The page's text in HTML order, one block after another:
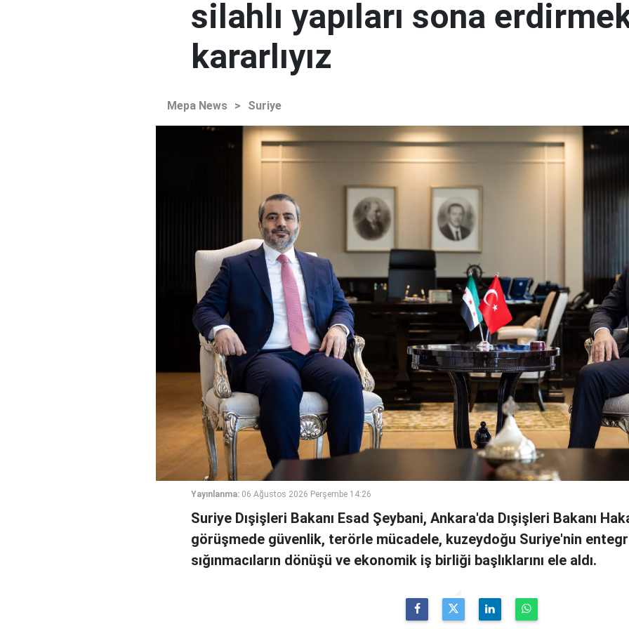
silahlı yapıları sona
kararlıyız
Mepa News > Suriye
Yayınlanma: 06 Ağustos 2026 Perşembe 14:26
Suriye Dışişleri Bakanı Esad Şeybani, Ankara'da Dışişleri Bakanı
görüşmede güvenlik, terörle mücadele, kuzeydoğu Suriye'nin
sığınmacıların dönüşü ve ekonomik iş birliği başlıklarını ele aldı.